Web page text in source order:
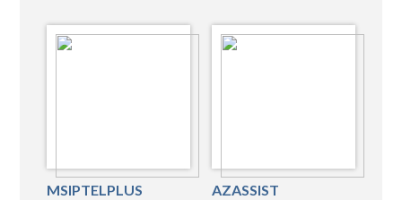
MSIPTELPLUS AZASSIST